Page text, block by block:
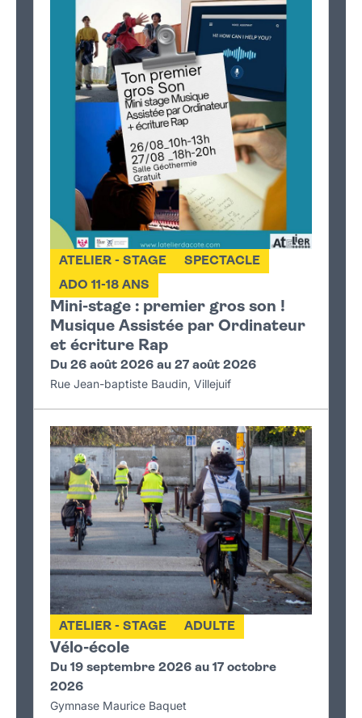
Mini-stage : premier gros son !
Musique Assistée par Ordinateur
et écriture Rap
ATELIER - STAGE
SPECTACLE
ADO 11-18 ANS
Du 26 août 2026 au 27 août 2026
Rue Jean-baptiste Baudin, Villejuif
Vélo-école
ATELIER - STAGE ADULTE
Du 19 septembre 2026 au 17 octobre
2026
Gymnase Maurice Baquet